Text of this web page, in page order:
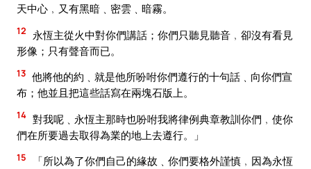
天中心﹐又有黑暗﹑密雲﹑暗霧。
12
永恆主從火中對你們講話；你們只聽見聽音﹐卻沒有看見
形像；只有聲音而已。
13 他將他的約﹑就是他所吩咐你們遵行的十句話﹑向你們宣
布；他並且把這些話寫在兩塊石版上。
14 對我呢﹑永恆主那時也吩咐我將律例典章教訓你們﹐使你
們在所要過去取得為業的地上去遵行。」
15
「所以為了你們自己的緣故﹑你們要格外謹慎﹐因為永恆